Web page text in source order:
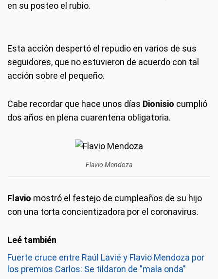
en su posteo el rubio.
Esta acción despertó el repudio en varios de sus
seguidores, que no estuvieron de acuerdo con tal
acción sobre el pequeño.
Cabe recordar que hace unos días Dionisio cumplió
dos años en plena cuarentena obligatoria.
Flavio Mendoza
Flavio mostró el festejo de cumpleaños de su hijo
con una torta concientizadora por el coronavirus.
Fuerte cruce entre Raúl Lavié y Flavio Mendoza por
los premios Carlos: Se tildaron de "mala onda"